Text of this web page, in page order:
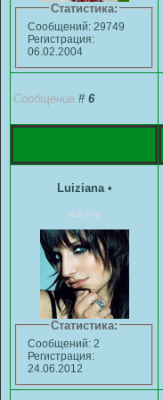
Статистика:
Сообщений: 29749
Регистрация:
06.02.2004
Сообщение # 6
Luiziana •
мастер
Статистика:
Сообщений: 2
Регистрация:
24.06.2012